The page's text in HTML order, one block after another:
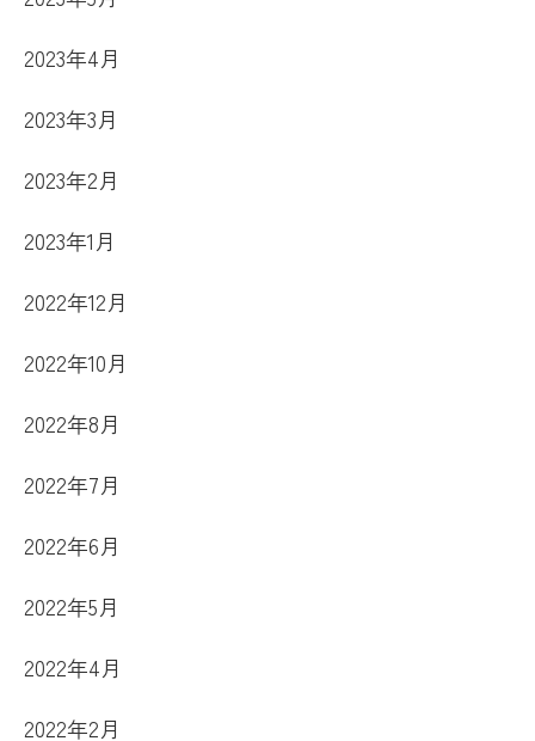
2023年4月
2023年3月
2023年2月
2023年1月
2022年12月
2022年10月
2022年8月
2022年7月
2022年6月
2022年5月
2022年4月
2022年2月